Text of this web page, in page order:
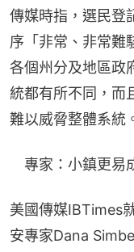
傳媒時指，選民登
序「非常、非常難
各個州分及地區政
統都有所不同，而
難以威脅整體系統
專家：小鎮更易
美國傳媒IBTimes
安專家Dana